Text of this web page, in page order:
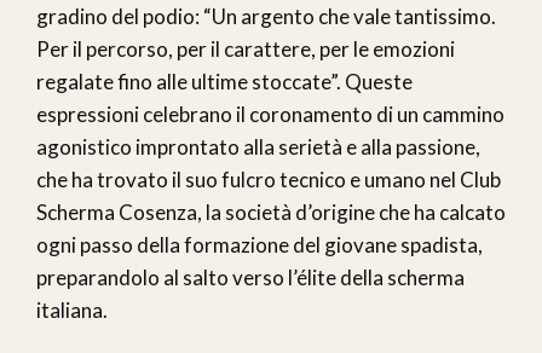
gradino del podio: “Un argento che vale tantissimo.
Per il percorso, per il carattere, per le emozioni
regalate fino alle ultime stoccate”. Queste
espressioni celebrano il coronamento di un cammino
agonistico improntato alla serietà e alla passione,
che ha trovato il suo fulcro tecnico e umano nel Club
Scherma Cosenza, la società d’origine che ha calcato
ogni passo della formazione del giovane spadista,
preparandolo al salto verso l’élite della scherma
italiana.